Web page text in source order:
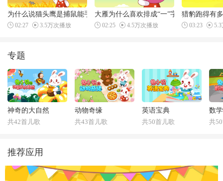
为什么说猫头鹰是捕鼠能手
02:27 3.5万次播放
大雁为什么喜欢排成“一”字和“人”字飞行
02:25 4.5万次播放
猎豹跑得有
03:23
专题
神奇的大自然
共42首儿歌
动物奇缘
共43首儿歌
英语宝典
共50首儿歌
数
共
推荐应用